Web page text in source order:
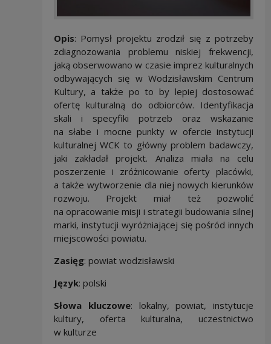
Opis: Pomysł projektu zrodził się z potrzeby
zdiagnozowania problemu niskiej frekwencji,
jaką obserwowano w czasie imprez kulturalnych
odbywających się w Wodzisławskim Centrum
Kultury, a także po to by lepiej dostosować
ofertę kulturalną do odbiorców. Identyfikacja
skali i specyfiki potrzeb oraz wskazanie
na słabe i mocne punkty w ofercie instytucji
kulturalnej WCK to główny problem badawczy,
jaki zakładał projekt. Analiza miała na celu
poszerzenie i zróżnicowanie oferty placówki,
a także wytworzenie dla niej nowych kierunków
rozwoju. Projekt miał też pozwolić
na opracowanie misji i strategii budowania silnej
marki, instytucji wyróżniającej się pośród innych
miejscowości powiatu.
Zasięg: powiat wodzisławski
Język: polski
Słowa kluczowe: lokalny, powiat, instytucje
kultury, oferta kulturalna, uczestnictwo
w kulturze